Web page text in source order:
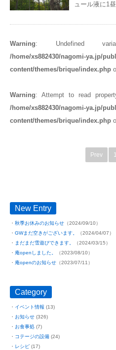
ュール液に1
Warning: Undefined
/home/xs882430/nagomi-ya.jp/
content/themes/brique/index.php
Warning: Attempt to read
/home/xs882430/nagomi-ya.jp/
content/themes/brique/index.php
Prev 1
New Entry
秋季お休みのお知らせ （2024/09/10）
GWまだ空きがございます。
（2024/04/07）
まだまだ雪遊びできます。
（2024/03/15）
庵openしました。
（2023/08/10）
庵openのお知らせ （2023/07/11）
Category
イベント情報 (13)
お知らせ (326)
お食事処 (7)
コテージの設備 (24)
レシピ (17)